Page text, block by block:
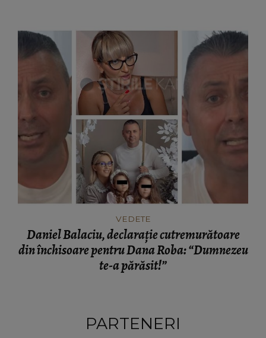
VEDETE
Daniel Balaciu, declarație cutremurătoare
din închisoare pentru Dana Roba: “Dumnezeu
te-a părăsit!”
PARTENERI